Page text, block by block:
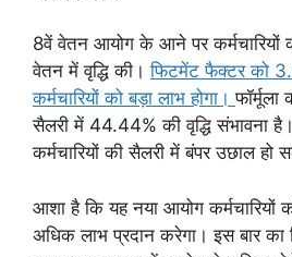
8वें वेतन आयोग के आने पर कर्मचारियों
वेतन में वृद्धि की।फिटमेंट फैक्टर को
कर्मचारियों को बड़ा लाभ होगा।फॉर्मूला
सैलरी में 44.44% की वृद्धि संभावना
कर्मचारियों की सैलरी में बंपर उछाल हो
आशा है कि यह नया आयोग
अधिक लाभ प्रदान करेगा। इस बार